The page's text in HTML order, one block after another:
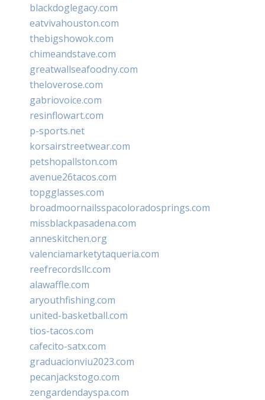
blackdoglegacy.com
eatvivahouston.com
thebigshowok.com
chimeandstave.com
greatwallseafoodny.com
theloverose.com
gabriovoice.com
resinflowart.com
p-sports.net
korsairstreetwear.com
petshopallston.com
avenue26tacos.com
topgglasses.com
broadmoornailsspacoloradosprings.com
missblackpasadena.com
anneskitchen.org
valenciamarketytaqueria.com
reefrecordsllc.com
alawaffle.com
aryouthfishing.com
united-basketball.com
tios-tacos.com
cafecito-satx.com
graduacionviu2023.com
pecanjackstogo.com
zengardendayspa.com